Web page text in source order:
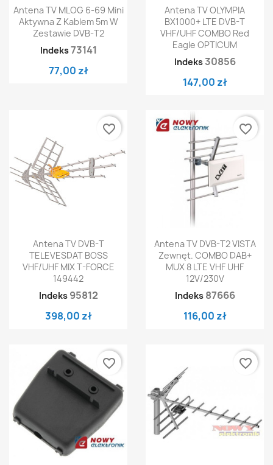
Antena TV MLOG 6-69 Mini
Aktywna Z Kablem 5m W
Zestawie DVB-T2
Indeks73141
77,00 zł
Antena TV OLYMPIA
BX1000+ LTE DVB-T
VHF/UHF COMBO Red
Eagle OPTICUM
Indeks 30856
147,00 zł
Antena TV DVB-T
TELEVESDAT BOSS
VHF/UHF MIX T-FORCE
149442
Indeks 95812
398,00 zł
favorite_border
Antena TV DVB-T2 VISTA
Zewnęt. COMBO DAB+
MUX 8 LTE VHF UHF
12V/230V
Indeks 87666
116,00 zł
favorite_border
favorite_border favorite_border